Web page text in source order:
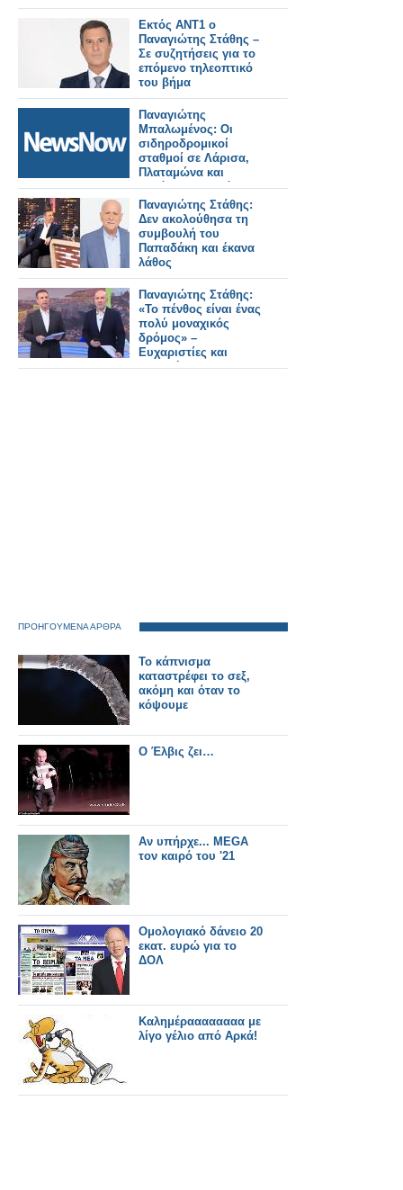
Εκτός ΑΝΤ1 ο
Παναγιώτης Στάθης –
Σε συζητήσεις για το
επόμενο τηλεοπτικό
του βήμα
Παναγιώτης
Μπαλωμένος: Οι
σιδηροδρομικοί
σταθμοί σε Λάρισα,
Πλαταμώνα και
Κατάκολο σε διάλογο
με την αγορά και την
τοπική κοινωνία –
Όλο το σχέδιο της
ΓΑΙΑΟΣΕ
Παναγιώτης Στάθης:
Δεν ακολούθησα τη
συμβουλή του
Παπαδάκη και έκανα
λάθος
Παναγιώτης Στάθης:
«Το πένθος είναι ένας
πολύ μοναχικός
δρόμος» –
Ευχαριστίες και
απαντήσεις σε
ΠΡΟΗΓΟΥΜΕΝΑ ΑΡΘΡΑ
Το κάπνισμα
καταστρέφει το σεξ,
ακόμη και όταν το
κόψουμε
Ο Έλβις ζει…
Αν υπήρχε... MEGA
τον καιρό του '21
Ομολογιακό δάνειο 20
εκατ. ευρώ για το
ΔΟΛ
Καλημέραααααααα με
λίγο γέλιο από Αρκά!